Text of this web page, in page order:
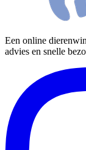
Een online
advies en snelle